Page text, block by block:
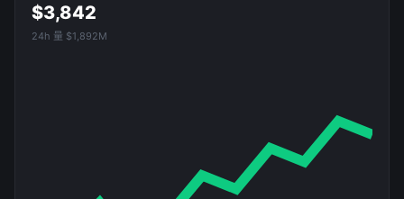
$3,842
24h 量 $1,892M